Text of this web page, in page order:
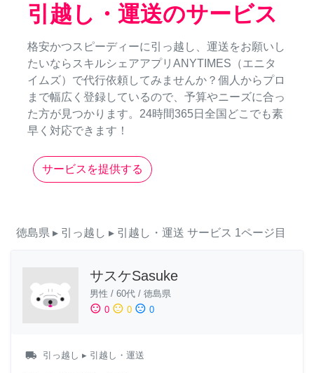
引越し・運送のサービス
格安かつスピーディーに引っ越し、運送をお願いし
たいならスキルシェアアプリANYTIMES（エニタ
イムズ）で代行依頼してみませんか？個人からプロ
まで幅広く登録しているので、予算やニーズに合っ
た方が見つかります。24時間365日全国どこでも素
早く対応できます！
サービスを提供する
徳島県 ▸ 引っ越し ▸ 引越し・運送 サービス 1ページ目
サスケSasuke
男性 / 60代 / 徳島県
sentiment_satisfied 0 sentiment_neutral 0 sentiment_dissatisfied 0
local_shipping 引っ越し ▸ 引越し・運送